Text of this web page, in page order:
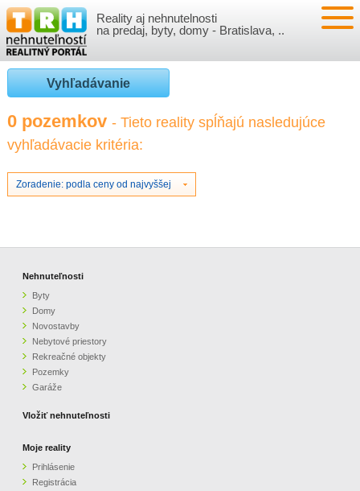
Reality aj nehnutelnosti
na predaj, byty, domy - Bratislava, ..
NEHNUTEĽNOSTI
BYTY
NOVOSTAVBY
NEBYTOVÉ PRIESTORY
GARÁŽE
VLOŽIŤ NEHNUTEĽNOSTI
PRIHLÁSENIE
REGISTRÁCIA
VÝVOJ CIEN REALÍT
ČLÁNKY O REALITÁCH
O NÁS
CENNÍK REALITNEJ INZERCIE
ZVÝRAZNENIE REALITNÝCH INZERÁTOV
PARTNERI
Vyhľadávanie
0 pozemkov - Tieto reality spĺňajú nasledujúce
vyhľadávacie kritéria:
Zoradenie: podla ceny od najvyššej
Nehnuteľnosti
Byty
Domy
Novostavby
Nebytové priestory
Rekreačné objekty
Pozemky
Garáže
Vložiť nehnuteľnosti
Moje reality
Prihlásenie
Registrácia